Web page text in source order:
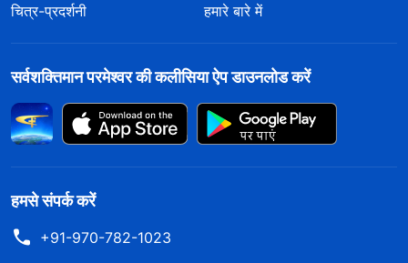
चित्र-प्रदर्शनी
हमारे बारे में
सर्वशक्तिमान परमेश्वर की कलीसिया ऐप डाउनलोड करें
हमसे संपर्क करें
+91-970-782-1023